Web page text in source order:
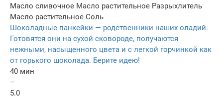
Масло сливочное Масло растительное Разрыхлитель
Масло растительное Соль
Шоколадные панкейки — родственники наших оладий.
Готовятся они на сухой сковороде, получаются
нежными, насыщенного цвета и с легкой горчинкой как
от горького шоколада. Берите идею!
40 мин
–
5.0